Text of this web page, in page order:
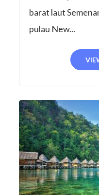
barat laut
pulau New...